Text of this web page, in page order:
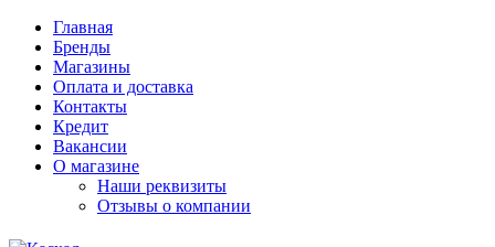
Главная
Бренды
Магазины
Оплата и доставка
Контакты
Кредит
Вакансии
О магазине
Наши реквизиты
Отзывы о компании